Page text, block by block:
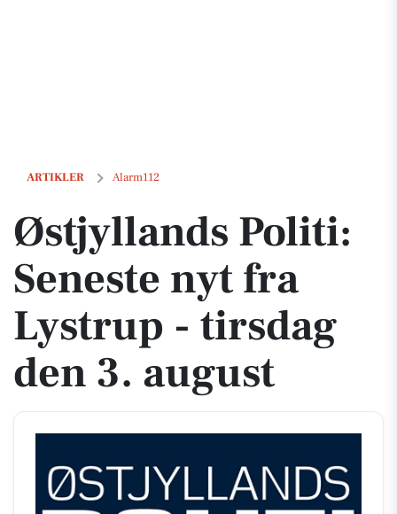
ARTIKLER Alarm112
Østjyllands Politi: Seneste nyt fra Lystrup - tirsdag den 3. august
Østjyllands Politi:
Seneste nyt fra
Lystrup - tirsdag
den 3. august